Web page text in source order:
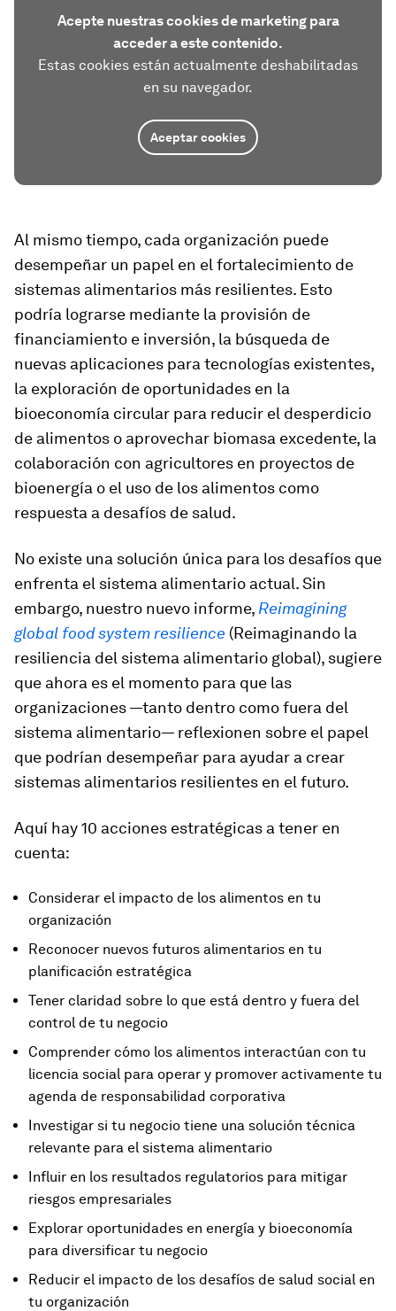
Acepte nuestras cookies de marketing para
acceder a este contenido.
Estas cookies están actualmente deshabilitadas
en su navegador.
Aceptar cookies
Al mismo tiempo, cada organización puede
desempeñar un papel en el fortalecimiento de
sistemas alimentarios más resilientes. Esto
podría lograrse mediante la provisión de
financiamiento e inversión, la búsqueda de
nuevas aplicaciones para tecnologías existentes,
la exploración de oportunidades en la
bioeconomía circular para reducir el desperdicio
de alimentos o aprovechar biomasa excedente, la
colaboración con agricultores en proyectos de
bioenergía o el uso de los alimentos como
respuesta a desafíos de salud.
No existe una solución única para los desafíos que
enfrenta el sistema alimentario actual. Sin
embargo, nuestro nuevo informe, Reimagining
global food system resilience (Reimaginando la
resiliencia del sistema alimentario global), sugiere
que ahora es el momento para que las
organizaciones —tanto dentro como fuera del
sistema alimentario— reflexionen sobre el papel
que podrían desempeñar para ayudar a crear
sistemas alimentarios resilientes en el futuro.
Aquí hay 10 acciones estratégicas a tener en
cuenta:
Considerar el impacto de los alimentos en tu
organización
Reconocer nuevos futuros alimentarios en tu
planificación estratégica
Tener claridad sobre lo que está dentro y fuera del
control de tu negocio
Comprender cómo los alimentos interactúan con tu
licencia social para operar y promover activamente tu
agenda de responsabilidad corporativa
Investigar si tu negocio tiene una solución técnica
relevante para el sistema alimentario
Influir en los resultados regulatorios para mitigar
riesgos empresariales
Explorar oportunidades en energía y bioeconomía
para diversificar tu negocio
Reducir el impacto de los desafíos de salud social en
tu organización